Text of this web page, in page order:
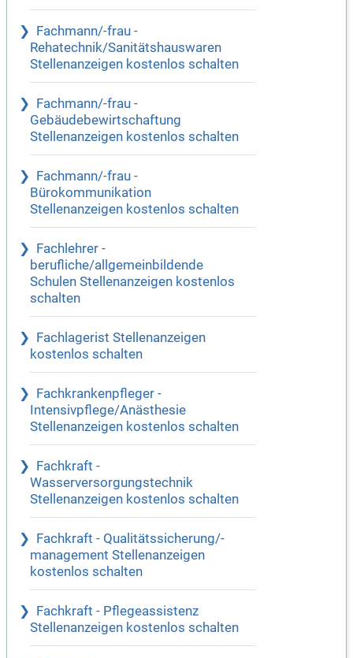
Fachmann/-frau -
Rehatechnik/Sanitätshauswaren
Stellenanzeigen kostenlos schalten
Fachmann/-frau -
Gebäudebewirtschaftung
Stellenanzeigen kostenlos schalten
Fachmann/-frau -
Bürokommunikation
Stellenanzeigen kostenlos schalten
Fachlehrer -
berufliche/allgemeinbildende
Schulen Stellenanzeigen kostenlos
schalten
Fachlagerist Stellenanzeigen
kostenlos schalten
Fachkrankenpfleger -
Intensivpflege/Anästhesie
Stellenanzeigen kostenlos schalten
Fachkraft -
Wasserversorgungstechnik
Stellenanzeigen kostenlos schalten
Fachkraft - Qualitätssicherung/-
management Stellenanzeigen
kostenlos schalten
Fachkraft - Pflegeassistenz
Stellenanzeigen kostenlos schalten